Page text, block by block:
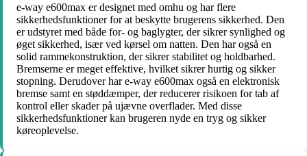
e-way e600max er designet med omhu og har flere
sikkerhedsfunktioner for at beskytte brugerens sikkerhed. Den
er udstyret med både for- og baglygter, der sikrer synlighed og
øget sikkerhed, især ved kørsel om natten. Den har også en
solid rammekonstruktion, der sikrer stabilitet og holdbarhed.
Bremserne er meget effektive, hvilket sikrer hurtig og sikker
stopning. Derudover har e-way e600max også en elektronisk
bremse samt en støddæmper, der reducerer risikoen for tab af
kontrol eller skader på ujævne overflader. Med disse
sikkerhedsfunktioner kan brugeren nyde en tryg og sikker
køreoplevelse.